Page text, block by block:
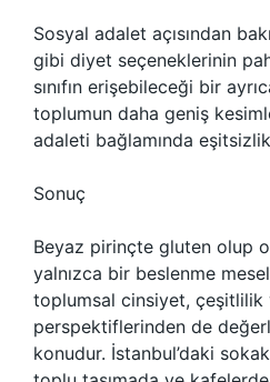
Sosyal adalet açısından
gibi diyet seçeneklerinin
sınıfın erişebileceği bir
toplumun daha geniş
adaleti bağlamında
Sonuç
Beyaz pirinçte gluten olup
yalnızca bir beslenme
toplumsal cinsiyet, çeşitlilik
perspektiflerinden de
konudur. İstanbul’daki